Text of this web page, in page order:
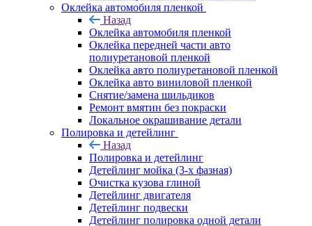
Оклейка автомобиля пленкой
Назад
Оклейка автомобиля пленкой
Оклейка передней части авто
полиуретановой пленкой
Оклейка авто полиуретановой пленкой
Оклейка авто виниловой пленкой
Снятие/замена шильдиков
Ремонт вмятин без покраски
Локальное окрашивание детали
Полировка и детейлинг
Назад
Полировка и детейлинг
Детейлинг мойка (3-х фазная)
Очистка кузова глиной
Детейлинг двигателя
Детейлинг подвески
Детейлинг полировка одной детали